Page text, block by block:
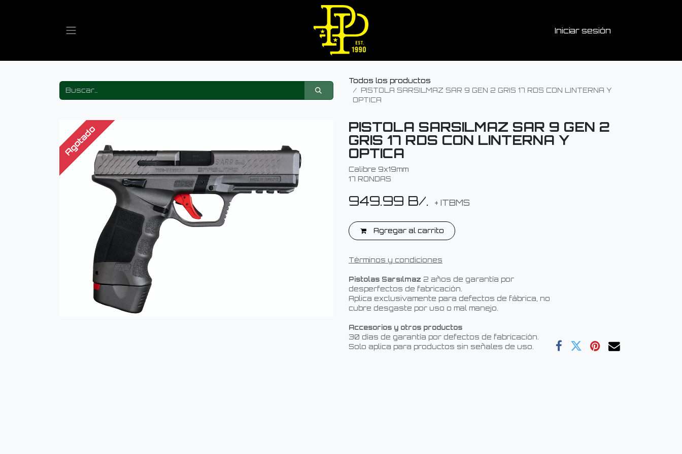
Iniciar sesión
Todos los productos
PISTOLA SARSILMAZ SAR 9 GEN 2 GRIS 17 RDS CON LINTERNA Y
OPTICA
Agotado
PISTOLA SARSILMAZ SAR 9 GEN 2
GRIS 17 RDS CON LINTERNA Y
OPTICA
Calibre 9x19mm
17 RONDAS
949.99 B/. + ITBMS
Agregar al carrito
Términos y condiciones
Pistolas Sarsılmaz 2 años de garantía por
desperfectos de fabricación.
Aplica exclusivamente para defectos de fábrica, no
cubre desgaste por uso o mal manejo.
Accesorios y otros productos
30 días de garantía por defectos de fabricación.
Solo aplica para productos sin señales de uso.